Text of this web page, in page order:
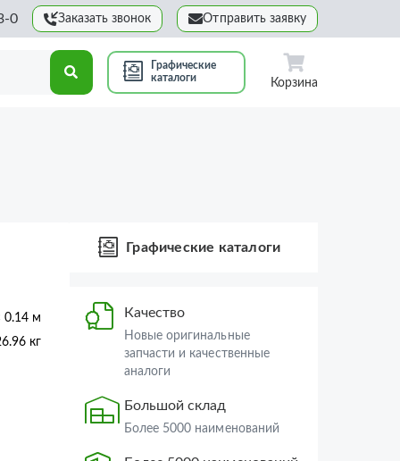
0 Заказать звонок Отправить заявку
Графические
каталоги
Корзина
0.14 м
кг
Графические каталоги
Качество
Новые оригинальные
запчасти и качественные
аналоги
Большой склад
Более 5000 наименований